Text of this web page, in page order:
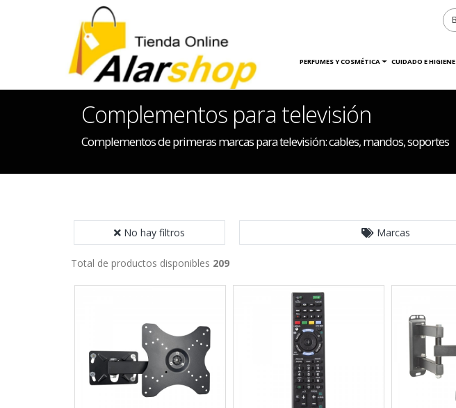
INICIO PERFUMES Y COSMÉTICA CUIDADO E HIGIENE
Complementos para televisión
Complementos de primeras marcas para televisión: cables, mandos, soportes
No hay filtros Marcas
Total de productos disponibles 209